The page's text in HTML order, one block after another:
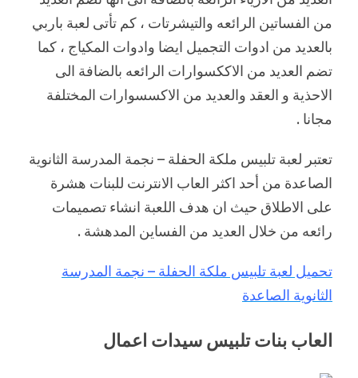
من الفساتين الرائعه والتيشرتات ، كم تأتى لعبة باربي
بالعديد من ادوات التجميل ايضا وادوات المكياج ، كما
تضم العديد من الاككسوارات الرائعه بالضافة الى
الاحذية و العقد والعديد من الاكسسوارات المختلفة
مجانا .
تعتبر لعبة تلبيس ملكة الحفلة – نجمة المدرسة الثانوية
الصاعدة من أحد اكثر العاب الانترنت للبنات هشرة
على الاطلاق حيث ان هدف اللعبة انشاء تصميمات
رائعه من خلال العديد من الفساين المدهشة .
تحميل لعبة تلبيس ملكة الحفلة – نجمة المدرسة
الثانوية الصاعدة
العاب بنات تلبيس سيدات اعمال